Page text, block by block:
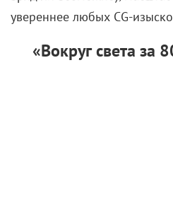
увереннее любых CG-
«Вокруг света за